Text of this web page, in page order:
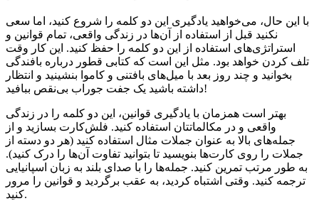
با این حال، می‌خواهید یادگیری این دو کلمه را شروع کنید، اما سعی
نکنید قبل از استفاده از آن‌ها در زندگی واقعی، تمام قوانین و
استراتژی‌های استفاده از این دو کلمه را حفظ کنید. این کار وقت
تلف کردن خواهد بود. مثل این است که کتابی قطور درباره بافندگی
بخوانید و چند روز بعد با میل‌های بافتنی و کاموا بنشینید و انتظار
داشته باشید یک جفت جوراب بی‌نقص ببافید!
بهتر است همزمان با یادگیری قوانین، این دو کلمه را در زندگی
واقعی و در مکالماتتان استفاده کنید. فلش‌کارت بسازید و از
جمله‌های بالا به عنوان جملات مثال استفاده کنید (هر دو دسته از
جملات را روی کارت‌ها بنویسید تا بتوانید تفاوت آن‌ها را درک کنید).
به طور مرتب تمرین کنید. جمله‌ها را با صدای بلند به زبان اسپانیایی
ترجمه کنید. وقتی اشتباه کردید، به عقب برگردید و قوانین را مرور
کنید.